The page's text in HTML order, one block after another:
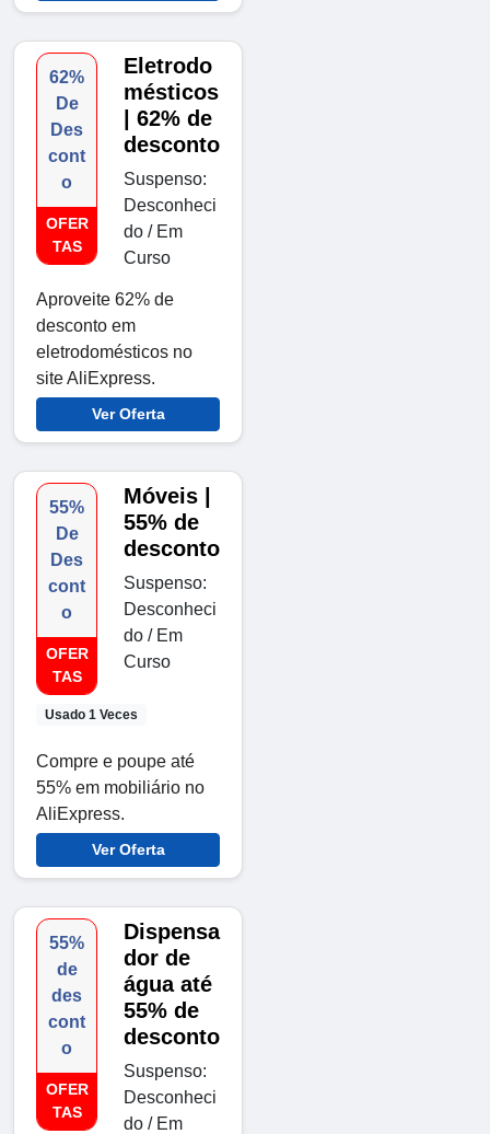
62%
De
Des
cont
o
OFER
TAS
Eletrodo
mésticos
| 62% de
desconto
Suspenso:
Desconheci
do / Em
Curso
Aproveite 62% de
desconto em
eletrodomésticos no
site AliExpress.
Ver Oferta
55%
De
Des
cont
o
OFER
TAS
Usado 1 Veces
Móveis |
55% de
desconto
Suspenso:
Desconheci
do / Em
Curso
Compre e poupe até
55% em mobiliário no
AliExpress.
Ver Oferta
55%
de
des
cont
o
OFER
TAS
Dispensa
dor de
água até
55% de
desconto
Suspenso:
Desconheci
do / Em